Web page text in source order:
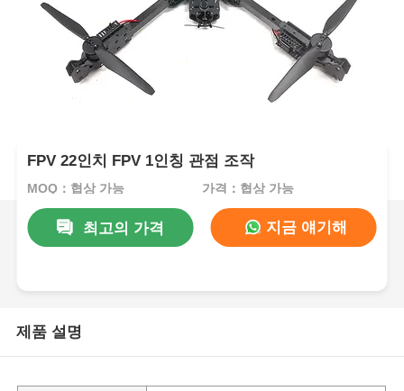
FPV 22인치 FPV 1인칭 관점 조작
MOQ：협상 가능 가격：협상 가능
최고의 가격 지금 얘기해
제품 설명